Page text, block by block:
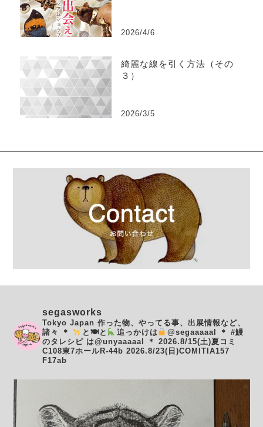
2026/4/6
綺麗な線を引く方法（その
３）
2026/3/5
segasworks
Tokyo Japan 作った物、やってる事、出展情報など、
諸々
＊ と🍽と 追っかけは @segaaaaal ＊ #鰻
のタレシピ は@unyaaaaal
＊ 2026.8/15(土)夏コミ
C108東7ホールR-44b 2026.8/23(日)COMITIA157
F17ab